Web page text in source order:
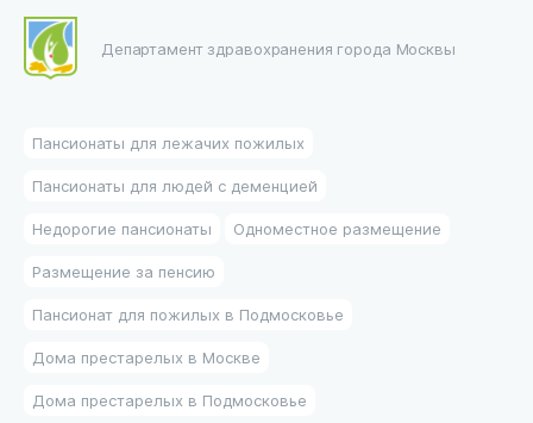
Департамент здравохранения города Москвы
Пансионаты для лежачих пожилых
Пансионаты для людей с деменцией
Недорогие пансионаты Одноместное размещение
Размещение за пенсию
Пансионат для пожилых в Подмосковье
Дома престарелых в Москве
Дома престарелых в Подмосковье